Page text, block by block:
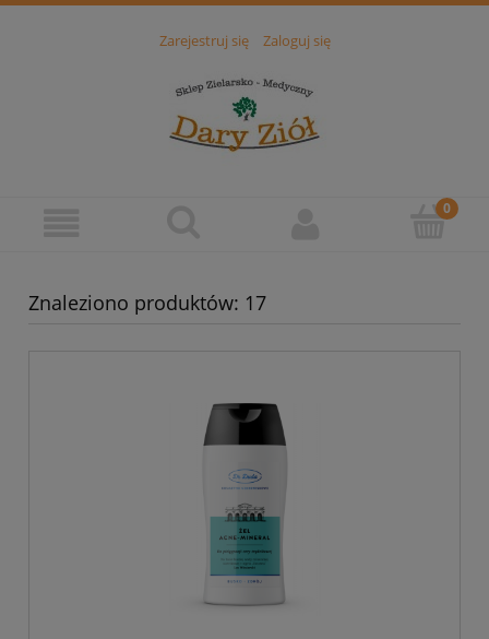
Zarejestruj się Zaloguj się
Znaleziono produktów: 17